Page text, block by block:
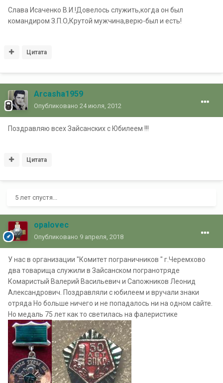
Слава Исаченко В.И.!Довелось служить,когда он был
командиром З.П.О,Крутой мужчина,верю-был и есть!
Цитата
Arcasha1959
Опубликовано 24 июля, 2012
Поздравляю всех Зайсанских с Юбилеем !!!
Цитата
5 лет спустя...
opalovec
Опубликовано 9 апреля, 2018
У нас в организации "Комитет пограничников " г.Черемхово
два товарища служили в Зайсанском погранотряде
Комаристый Валерий Васильевич и Сапожников Леонид
Александрович. Поздравляли с юбилеем и вручали знаки
отряда Но больше ничего и не попадалось ни на одном сайте.
Но медаль 75 лет как то светилась на фалеристике